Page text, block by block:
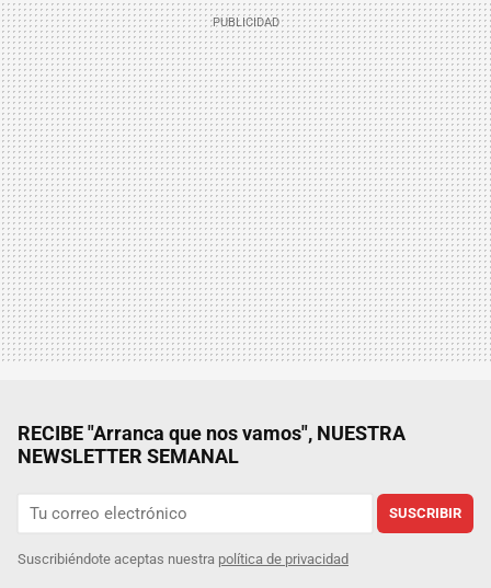
RECIBE "Arranca que nos vamos", NUESTRA
NEWSLETTER SEMANAL
SUSCRIBIR
Suscribiéndote aceptas nuestra política de privacidad